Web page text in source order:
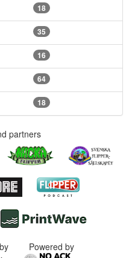
18
35
16
64
18
partners
Powered by